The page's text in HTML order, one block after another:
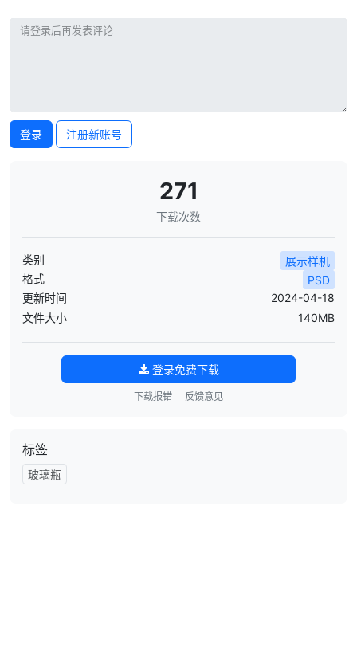
登录 注册新账号
271
下载次数
类别
展示样机
格式
PSD
更新时间
2024-04-18
文件大小
140MB
登录免费下载
下载报错 反馈意见
标签
玻璃瓶